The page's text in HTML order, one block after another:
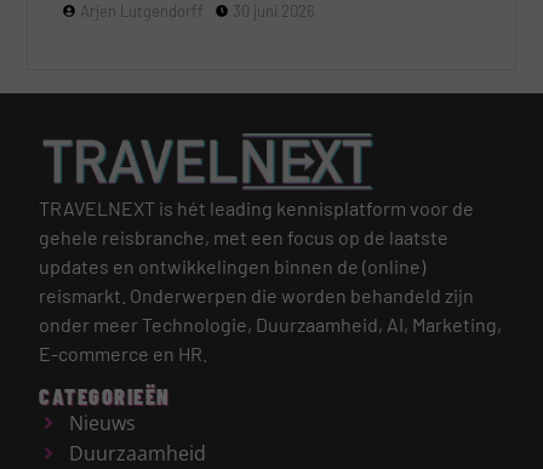
Arjen Lutgendorff 30 juni 2026
TRAVELNEXT is hét leading kennisplatform voor de
gehele reisbranche, met een focus op de laatste
updates en ontwikkelingen binnen de (online)
reismarkt. Onderwerpen die worden behandeld zijn
onder meer Technologie, Duurzaamheid, AI, Marketing,
E-commerce en HR.
CATEGORIEËN
Nieuws
Duurzaamheid